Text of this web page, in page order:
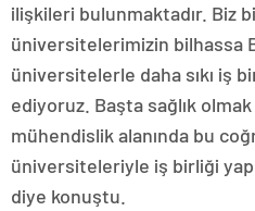
ilişkileri bulunmaktadır. Biz
üniversitelerimizin bilhassa
üniversitelerle daha sıkı iş
ediyoruz. Başta sağlık
mühendislik alanında bu
üniversiteleriyle iş birliği
diye konuştu.